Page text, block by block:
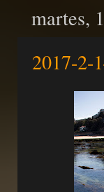
martes,
2017-2-